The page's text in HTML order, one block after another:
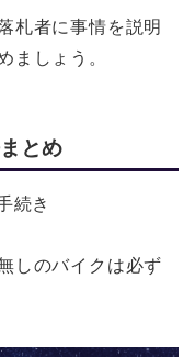
札者に事情を説明
ましょう。
とめ
続き
しのバイクは必ず